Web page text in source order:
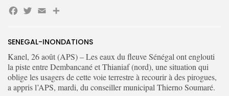
for:
FR
SENEGAL-INONDATIONS
Kanel, 26 août (APS) – Les eaux du fleuve Sénégal ont englouti
la piste entre Dembancané et Thianiaf (nord), une situation qui
oblige les usagers de cette voie terrestre à recourir à des pirogues,
a appris l’APS, mardi, du conseiller municipal Thierno Soumaré.
Facebook
Twitter
EmailPartager